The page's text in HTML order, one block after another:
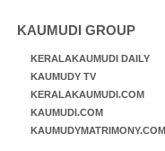
KAUMUDI GROUP
KERALAKAUMUDI DAILY
KAUMUDY TV
KERALAKAUMUDI.COM
KAUMUDI.COM
KAUMUDYMATRIMONY.COM